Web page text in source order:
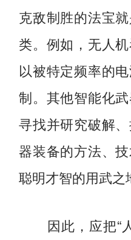
克敌制胜的法宝
类。例如，无人
以被特定频率的
制。其他智能化
寻找并研究破解
器装备的方法、
聪明才智的用武之
因此，应把“